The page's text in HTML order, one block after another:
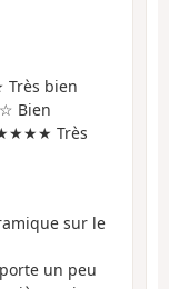
bien
Bien
Très
sur le
un peu